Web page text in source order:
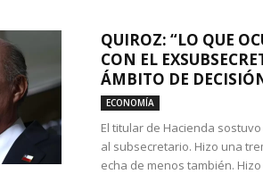
QUIROZ: “LO QUE
CON EL
ÁMBITO DE
ECONOMÍA
El titular de Hacienda
al subsecretario. Hizo una
echa de menos también.